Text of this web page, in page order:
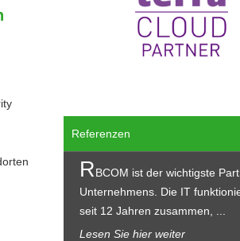
Referenzen
RBCOM ist der wichtigste
Unternehmens. Die IT
seit 12 Jahren zusammen, ...
Lesen Sie hier weiter